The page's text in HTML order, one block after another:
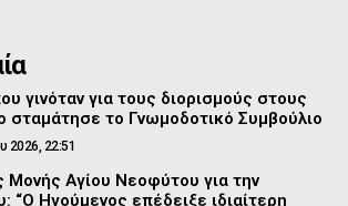
γινόταν για τους διορισμούς στους
σταμάτησε το Γνωμοδοτικό Συμβούλιο
2026, 22:51
Μονής Αγίου Νεοφύτου για την
“Ο Ηγούμενος επέδειξε ιδιαίτερη